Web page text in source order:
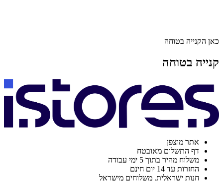
כאן הקנייה בטוחה
קנייה בטוחה
אתר מוצפן
דף התשלום מאובטח
משלוח מהיר בתוך 5 ימי עבודה
החזרות עד 14 יום חינם
חנות ישראלית. משלוחים מישראל